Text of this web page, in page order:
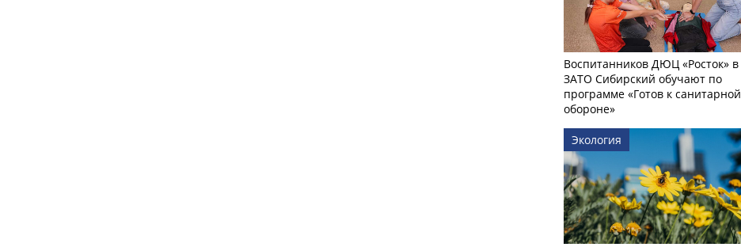
Воспитанников ДЮЦ «Росток» в
ЗАТО Сибирский обучают по
программе «Готов к санитарной
обороне»
Экология